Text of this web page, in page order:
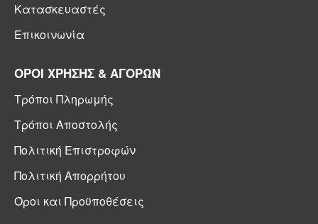
Κατασκευαστές
Επικοινωνία
ΟΡΟΙ ΧΡΗΣΗΣ & ΑΓΟΡΩΝ
Τρόποι Πληρωμής
Τρόποι Αποστολής
Πολιτική Επιστροφών
Πολιτική Απορρήτου
Όροι και Προϋποθέσεις